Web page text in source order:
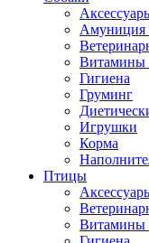
Амуниция
Витамины
Гигиена
Груминг
Игрушки
Корма
Птицы
Витамины